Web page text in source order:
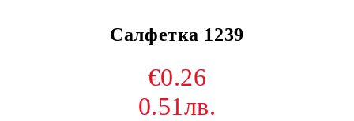
Салфетка 1239
€0.26
0.51лв.